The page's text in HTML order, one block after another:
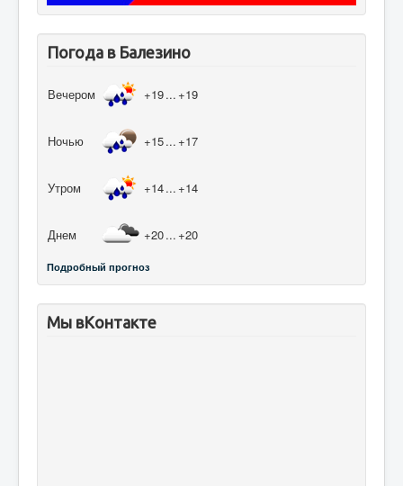
Погода в Балезино
Вечером +19... +19
Ночью +15... +17
Утром +14... +14
Днем +20... +20
Подробный прогноз
Мы вКонтакте